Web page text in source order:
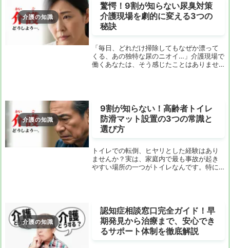
介護の知識
驚愕！9割が知らない尿臭対策
介護現場を劇的に変える3つの
秘訣
「毎日、どれだけ掃除してもなぜか漂って
くる、あの独特な尿のニオイ…」介護現場で
働くあなたは、そう感じたことはありませ
介護の知識
9割が知らない！高齢者トイレ
防滑マット設置の3つの常識と
選び方
トイレでの転倒、ヒヤリとした経験はあり
ませんか？実は、家庭内で最も事故が起き
やすい場所の一つがトイレなんです。特に
介護の知識
認知症相談窓口完全ガイド！早
期発見から治療まで、安心でき
るサポート体制を徹底解説